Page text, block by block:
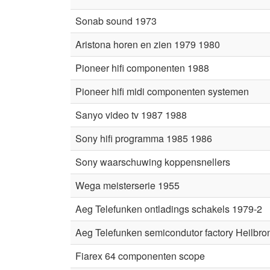
Sonab sound 1973
Aristona horen en zien 1979 1980
Pioneer hifi componenten 1988
Pioneer hifi midi componenten systemen
Sanyo video tv 1987 1988
Sony hifi programma 1985 1986
Sony waarschuwing koppensnellers
Wega meisterserie 1955
Aeg Telefunken ontladings schakels 1979-2
Aeg Telefunken semicondutor factory
Fiarex 64 componenten scope